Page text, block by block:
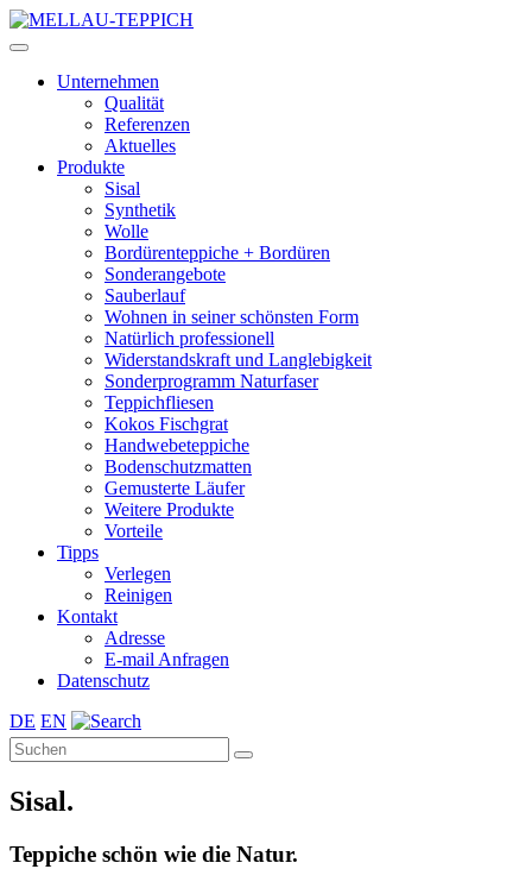
Unternehmen
Qualität
Referenzen
Aktuelles
Produkte
Sisal
Synthetik
Wolle
Bordürenteppiche + Bordüren
Sonderangebote
Sauberlauf
Wohnen in seiner schönsten Form
Natürlich professionell
Widerstandskraft und Langlebigkeit
Sonderprogramm Naturfaser
Teppichfliesen
Kokos Fischgrat
Handwebeteppiche
Bodenschutzmatten
Gemusterte Läufer
Weitere Produkte
Vorteile
Tipps
Verlegen
Reinigen
Kontakt
Adresse
E-mail Anfragen
Datenschutz
DE EN
Sisal.
Teppiche schön wie die Natur.